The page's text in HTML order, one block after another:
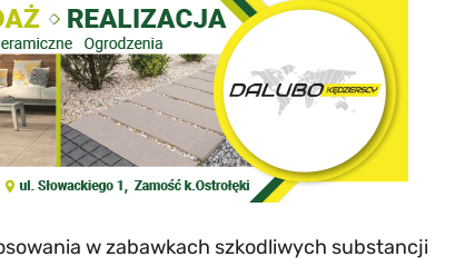
w zabawkach szkodliwych substancji